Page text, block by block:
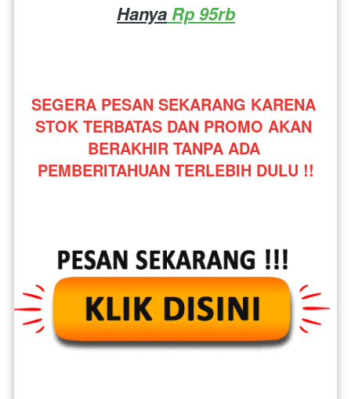
Hanya Rp 95rb
SEGERA PESAN SEKARANG KARENA
STOK TERBATAS DAN PROMO AKAN
BERAKHIR TANPA ADA
PEMBERITAHUAN TERLEBIH DULU !!